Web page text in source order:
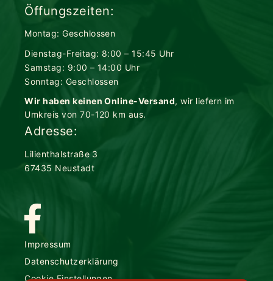
Öffungszeiten:
Montag: Geschlossen
Dienstag-Freitag: 8:00 – 15:45 Uhr
Samstag: 9:00 – 14:00 Uhr
Sonntag: Geschlossen
Wir haben keinen Online-Versand, wir liefern im
Umkreis von 70-120 km aus.
Adresse:
Lilienthalstraße 3
67435 Neustadt
Impressum
Datenschutzerklärung
Cookie Einstellungen